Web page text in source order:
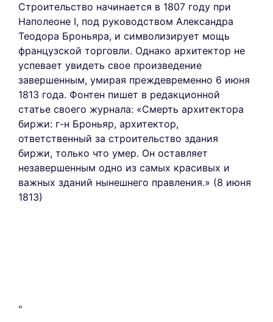
Строительство начинается в 1807 году при
Наполеоне I, под руководством Александра
Теодора Броньяра, и символизирует мощь
французской торговли. Однако архитектор не
успевает увидеть свое произведение
завершенным, умирая преждевременно 6 июня
1813 года. Фонтен пишет в редакционной
статье своего журнала: «Смерть архитектора
биржи: г-н Броньяр, архитектор,
ответственный за строительство здания
биржи, только что умер. Он оставляет
незавершенным одно из самых красивых и
важных зданий нынешнего правления.» (8 июня
1813)
"